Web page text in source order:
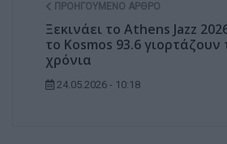
ΠΡΟΗΓΟΎΜΕΝΟ ΆΡΘΡΟ
Ξεκινάει το Athens Jazz
το Kosmos 93.6 γιορτάζουν
χρόνια
24.05.2026 - 10:18